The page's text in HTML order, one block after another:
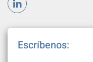
Escríbenos: